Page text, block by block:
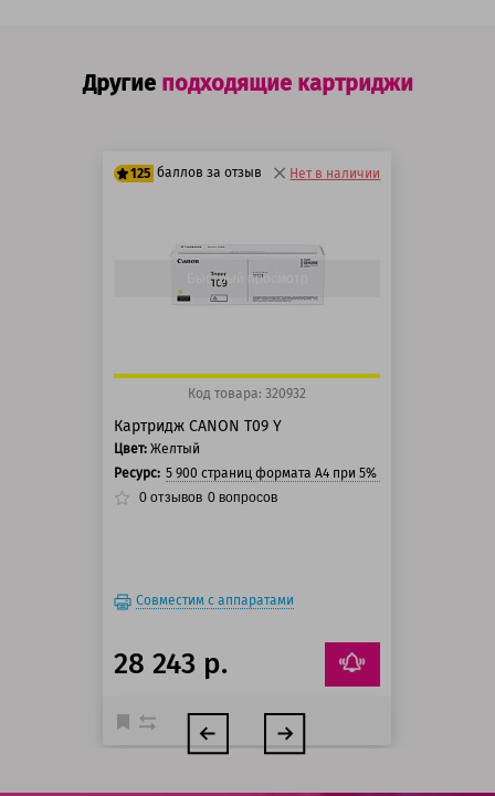
Другие подходящие картриджи
125 баллов за отзыв
125 баллов
Нет в наличии
Быстрый просмотр
Код товара: 320932
Картридж CANON T09 Y
Цвет: Желтый
Ресурс: 5 900 страниц формата A4 при 5% заполнении
0 отзывов 0 вопросов
Совместим с аппаратами
28 243 р.